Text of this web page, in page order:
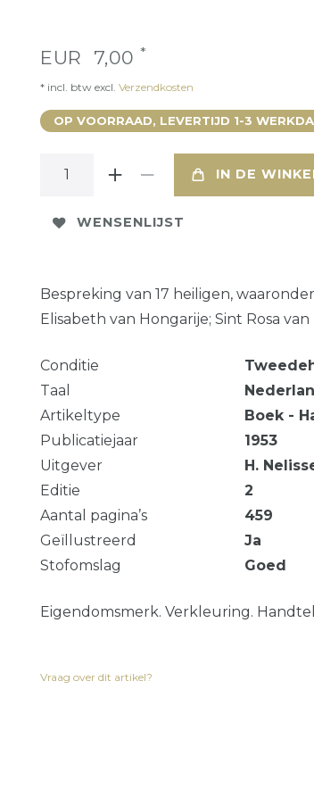
EUR 7,00 *
* incl. btw excl. Verzendkosten
OP VOORRAAD, LEVERTIJD 1-3
IN DE
WENSENLIJST
Bespreking van 17 heiligen,
Elisabeth van Hongarije; Sint Rosa van
Conditie
Taal
Artikeltype
Boek -
Publicatiejaar
1953
Uitgever
H.
Editie
2
Aantal pagina’s
459
Geïllustreerd
Ja
Stofomslag
Goed
Eigendomsmerk. Verkleuring.
Vraag over dit artikel?